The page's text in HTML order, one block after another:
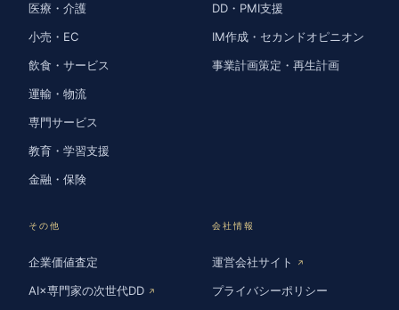
医療・介護
小売・EC
飲食・サービス
運輸・物流
専門サービス
教育・学習支援
金融・保険
DD・PMI支援
IM作成・セカンドオピニオン
事業計画策定・再生計画
その他
企業価値査定
AI×専門家の次世代DD ↗
会社情報
運営会社サイト ↗
プライバシーポリシー